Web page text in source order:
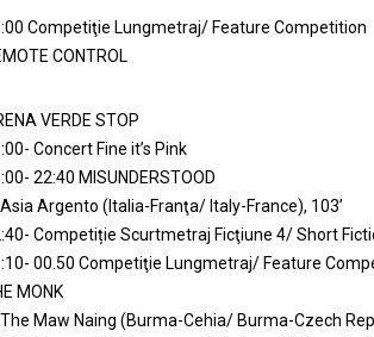
Competiţie Lungmetraj/ Feature Competition
CONTROL
VERDE STOP
Concert Fine it’s Pink
22:40 MISUNDERSTOOD
Argento (Italia-Franţa/ Italy-France), 103’
Competiție Scurtmetraj Ficţiune 4/ Short
00.50 Competiţie Lungmetraj/ Feature
MONK
Maw Naing (Burma-Cehia/ Burma-Czech